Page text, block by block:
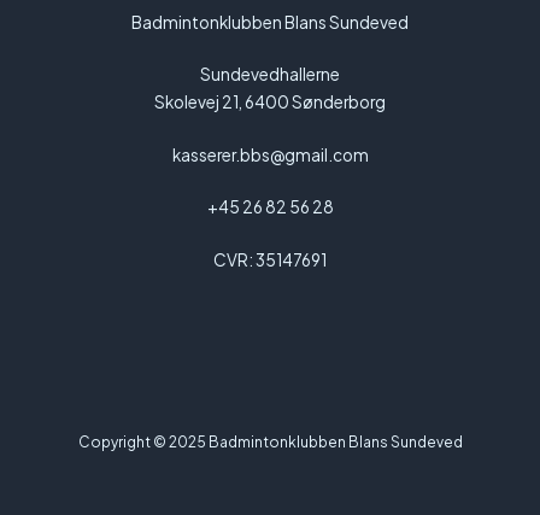
Badmintonklubben Blans Sundeved
Sundevedhallerne
Skolevej 21, 6400 Sønderborg
kasserer.bbs@gmail.com
+45 26 82 56 28
CVR: 35147691
Copyright © 2025 Badmintonklubben Blans Sundeved